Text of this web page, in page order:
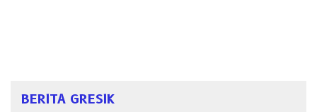
BERITA GRESIK